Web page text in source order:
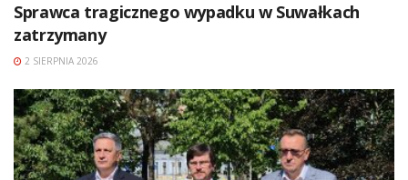
Sprawca tragicznego wypadku w Suwałkach
zatrzymany
2 SIERPNIA 2026